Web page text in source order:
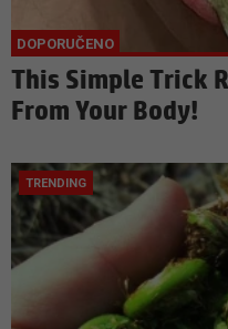
This Simple Trick
From Your Body!